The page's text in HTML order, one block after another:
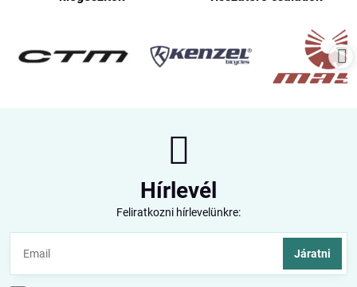
Hírlevél
Feliratkozni hírlevelünkre:
Járatni